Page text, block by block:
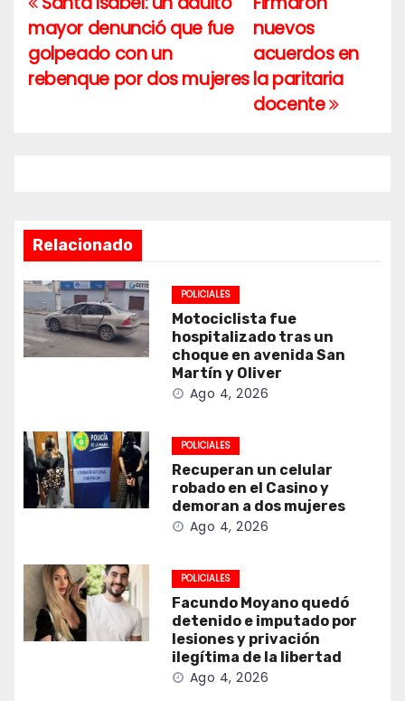
Navegación
de
entradas
nuevos
acuerdos en
la paritaria
docente
mayor denunció que fue
golpeado con un
rebenque por dos mujeres
Relacionado
POLICIALES
Motociclista fue
hospitalizado tras un
choque en avenida San
Martín y Oliver
Ago 4, 2026
POLICIALES
Recuperan un celular
robado en el Casino y
demoran a dos mujeres
Ago 4, 2026
POLICIALES
Facundo Moyano quedó
detenido e imputado por
lesiones y privación
ilegítima de la libertad
Ago 4, 2026